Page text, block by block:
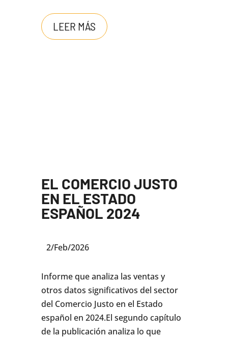
LEER MÁS
EL COMERCIO JUSTO
EN EL ESTADO
ESPAÑOL 2024
2/Feb/2026
Informe que analiza las ventas y
otros datos significativos del sector
del Comercio Justo en el Estado
español en 2024.El segundo capítulo
de la publicación analiza lo que